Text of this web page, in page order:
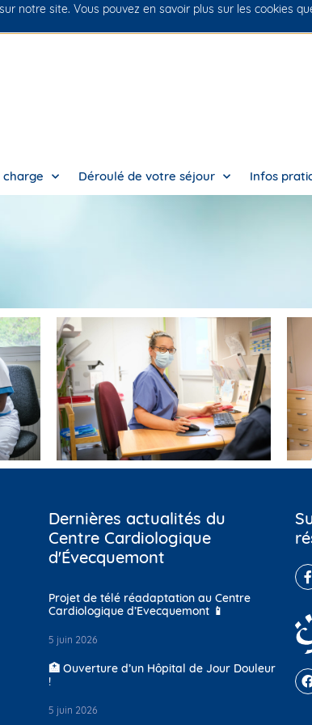
charge Déroulé de votre séjour Infos
Dernières actualités du
Centre Cardiologique
d'Évecquemont
Projet de télé réadaptation au Centre
Cardiologique d’Evecquemont 📱
5 juin 2026
🏥 Ouverture d’un Hôpital de Jour Douleur
!
5 juin 2026
notre site. Vous pouvez en savoir plus sur les cookies